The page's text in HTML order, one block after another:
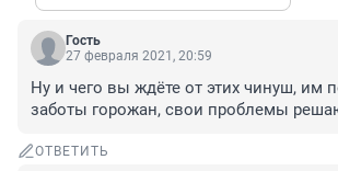
Гость
27 февраля 2021, 20:59
Ну и чего вы ждёте от этих чинуш, им
заботы горожан, свои проблемы
ОТВЕТИТЬ